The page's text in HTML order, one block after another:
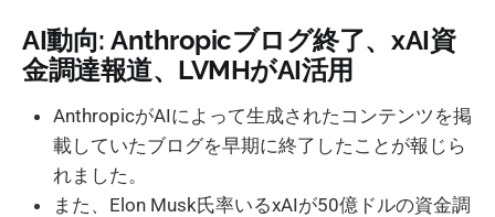
AI動向: Anthropicブログ終了、xAI資
金調達報道、LVMHがAI活用
AnthropicがAIによって生成されたコンテンツを掲
載していたブログを早期に終了したことが報じら
れました。
また、Elon Musk氏率いるxAIが50億ドルの資金調